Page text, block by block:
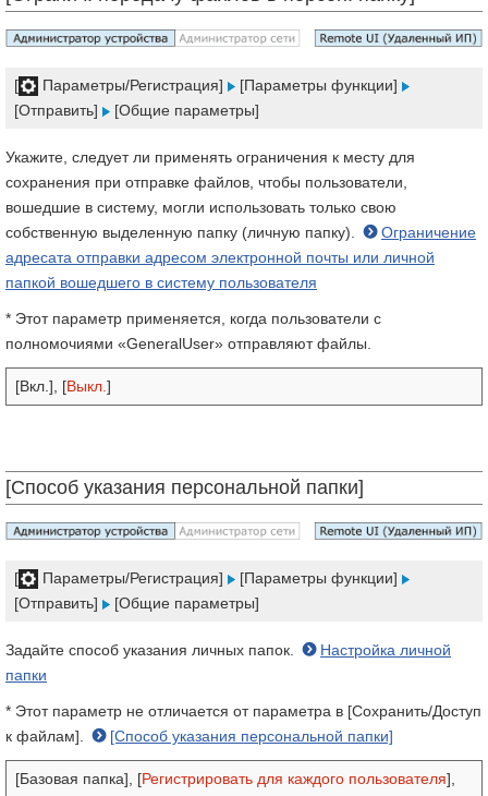
[ Параметры/Регистрация]
[Параметры функции]
[Отправить]
[Общие параметры]
Укажите, следует ли применять ограничения к месту для
сохранения при отправке файлов, чтобы пользователи,
вошедшие в систему, могли использовать только свою
собственную выделенную папку (личную папку).
Ограничение
адресата отправки адресом электронной почты или личной
папкой вошедшего в систему пользователя
* Этот параметр применяется, когда пользователи с
полномочиями «GeneralUser» отправляют файлы.
[Вкл.], [Выкл. ]
[Способ указания персональной папки]
[ Параметры/Регистрация]
[Параметры функции]
[Отправить]
[Общие параметры]
Задайте способ указания личных папок.
Настройка личной
папки
* Этот параметр не отличается от параметра в [Сохранить/Доступ
к файлам].
[Способ указания персональной папки]
[Базовая папка], [Регистрировать для каждого пользователя],